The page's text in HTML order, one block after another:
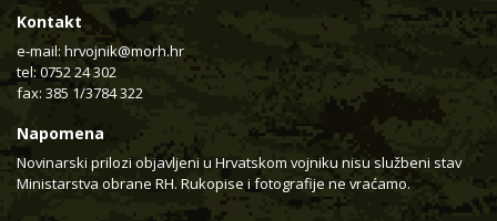
Kontakt
e-mail: hrvojnik@morh.hr
tel: 0752 24 302
fax: 385 1/3784 322
Napomena
Novinarski prilozi objavljeni u Hrvatskom vojniku nisu službeni stav
Ministarstva obrane RH. Rukopise i fotografije ne vraćamo.